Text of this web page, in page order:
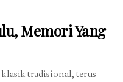
Memori Yang
tradisional, terus